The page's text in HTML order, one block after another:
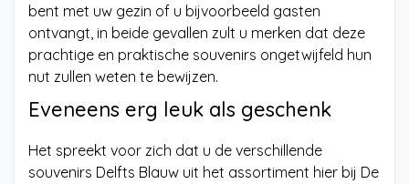
bent met uw gezin of u bijvoorbeeld gasten
ontvangt, in beide gevallen zult u merken dat deze
prachtige en praktische souvenirs ongetwijfeld hun
nut zullen weten te bewijzen.
Eveneens erg leuk als geschenk
Het spreekt voor zich dat u de verschillende
souvenirs Delfts Blauw uit het assortiment hier bij De